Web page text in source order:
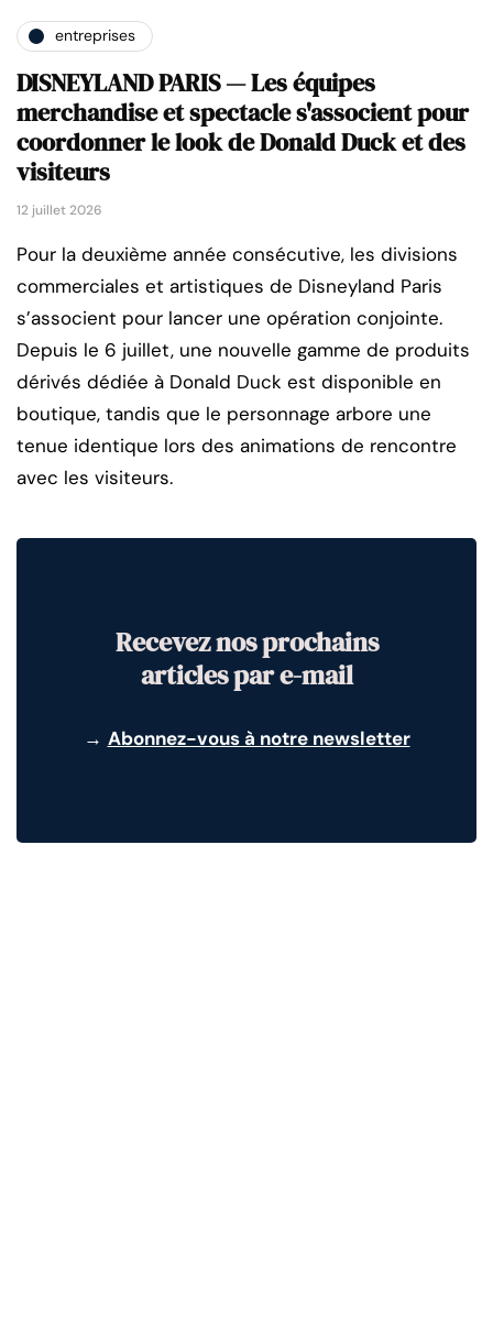
entreprises
DISNEYLAND PARIS — Les équipes
merchandise et spectacle s'associent pour
coordonner le look de Donald Duck et des
visiteurs
12 juillet 2026
Pour la deuxième année consécutive, les divisions
commerciales et artistiques de Disneyland Paris
s’associent pour lancer une opération conjointe.
Depuis le 6 juillet, une nouvelle gamme de produits
dérivés dédiée à Donald Duck est disponible en
boutique, tandis que le personnage arbore une
tenue identique lors des animations de rencontre
avec les visiteurs.
Recevez nos prochains
articles par e-mail
→ Abonnez-vous à notre newsletter